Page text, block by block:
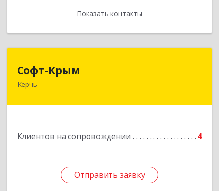
Показать контакты
Назад
Софт-Крым
Керчь
Клиентов на сопровождении 4
Отправить заявку
Республика Калмыкия, г. Элиста, ул. Губаревича,
Отправить заявку